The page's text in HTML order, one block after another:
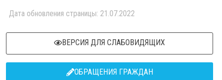
Дата обновления страницы: 21.07.2022
ВЕРСИЯ ДЛЯ СЛАБОВИДЯЩИХ
ОБРАЩЕНИЯ ГРАЖДАН